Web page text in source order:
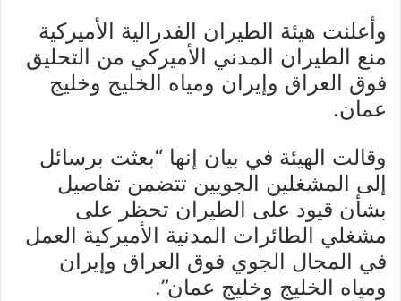
وأعلنت هيئة الطيران الفدرالية الأميركية
منع الطيران المدني الأميركي من التحليق
فوق العراق وإيران ومياه الخليج وخليج
عمان.
وقالت الهيئة في بيان إنها “بعثت برسائل
إلى المشغلين الجويين تتضمن تفاصيل
بشأن قيود على الطيران تحظر على
مشغلي الطائرات المدنية الأميركية العمل
في المجال الجوي فوق العراق وإيران
ومياه الخليج وخليج عمان”.